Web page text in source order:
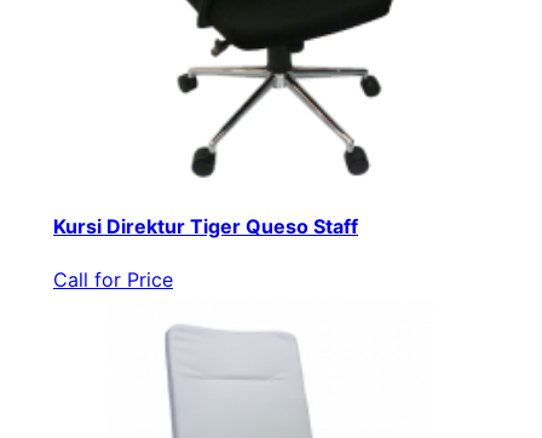
Kursi Direktur Tiger Queso Staff
Call for Price